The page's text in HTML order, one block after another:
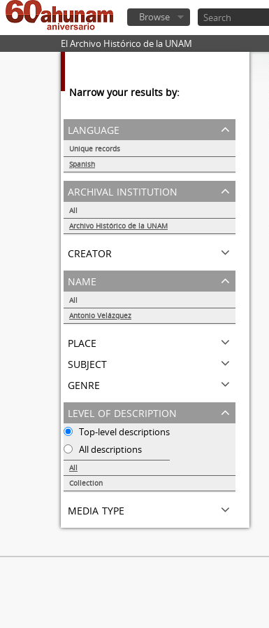
Browse
El Archivo Histórico de la UNAM
Narrow your results by:
language
Unique records
Spanish
1
archival institution
All
Archivo Histórico de la UNAM
creator
name
All
Antonio Velázquez
place
subject
genre
level of description
Top-level descriptions
All descriptions
All
Collection
media type